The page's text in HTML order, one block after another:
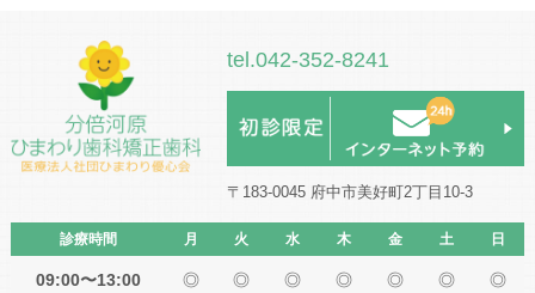
tel.042-352-8241
〒183-0045 府中市美好町2丁目10-3
診療時間 月 火 水 木 金 土 日
09:00〜13:00 ◎ ◎ ◎ ◎ ◎ ◎
◎